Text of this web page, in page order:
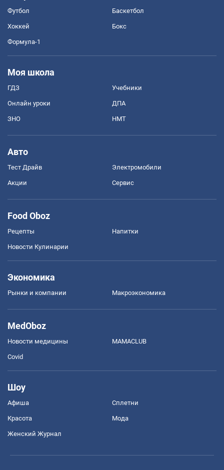
Футбол Баскетбол
Хоккей Бокс
Формула-1
Моя школа
ГДЗ Учебники
Онлайн уроки ДПА
ЗНО НМТ
Авто
Тест Драйв Электромобили
Акции Сервис
Food Oboz
Рецепты Напитки
Новости Кулинарии
Экономика
Рынки и компании Mакроэкономика
MedOboz
Новости медицины MAMACLUB
Covid
Шоу
Афиша Сплетни
Красота Мода
Женский Журнал